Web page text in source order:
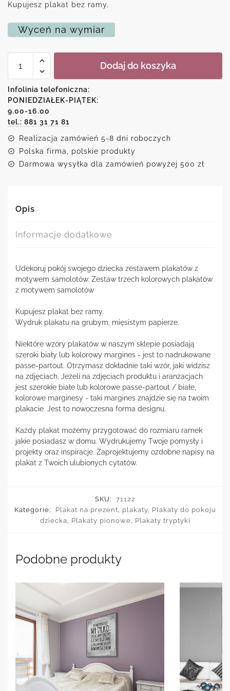
Kupujesz plakat bez ramy.
Wyceń na wymiar
Zestaw
plakatów
dzieci
z
motywem
samolotów
Dodaj do koszyka
Infolinia telefoniczna:
PONIEDZIAŁEK-PIĄTEK:
9.00-16.00
tel.: 881 31 71 81
Realizacja zamówień 5-8 dni roboczych
Polska firma, polskie produkty
Darmowa wysyłka dla zamówień powyżej 500 zł
Opis
Informacje dodatkowe
Udekoruj pokój swojego dziecka zestawem plakatów z
motywem samolotów. Zestaw trzech kolorowych plakatów
z motywem samolotów
Kupujesz plakat bez ramy.
Wydruk plakatu na grubym, mięsistym papierze.
Niektóre wzory plakatów w naszym sklepie posiadają
szeroki biały lub kolorowy margines - jest to nadrukowane
passe-partout. Otrzymasz dokładnie taki wzór, jaki widzisz
na zdjęciach. Jeżeli na zdjęciach produktu i aranżacjach
jest szerokie białe lub kolorowe passe-partout / białe,
kolorowe marginesy - taki margines znajdzie się na twoim
plakacie. Jest to nowoczesna forma designu.
Każdy plakat możemy przygotować do rozmiaru ramek
jakie posiadasz w domu. Wydrukujemy Twoje pomysły i
projekty oraz inspiracje. Zaprojektujemy ozdobne napisy na
plakat z Twoich ulubionych cytatów.
SKU:
71122
Kategorie:
Plakat na prezent, plakaty, Plakaty do pokoju
dziecka, Plakaty pionowe, Plakaty tryptyki
Podobne produkty